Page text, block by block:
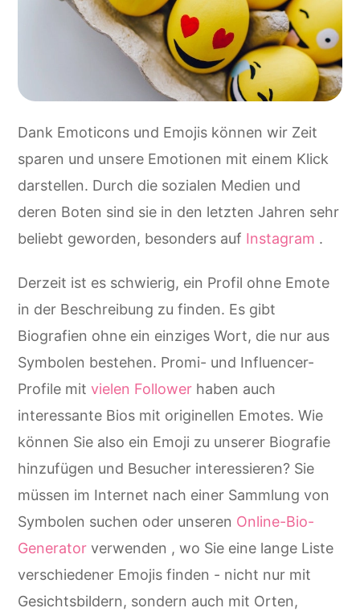
Dank Emoticons und Emojis können wir Zeit
sparen und unsere Emotionen mit einem Klick
darstellen. Durch die sozialen Medien und
deren Boten sind sie in den letzten Jahren sehr
beliebt geworden, besonders auf Instagram .
Derzeit ist es schwierig, ein Profil ohne Emote
in der Beschreibung zu finden. Es gibt
Biografien ohne ein einziges Wort, die nur aus
Symbolen bestehen. Promi- und Influencer-
Profile mit vielen Follower haben auch
interessante Bios mit originellen Emotes. Wie
können Sie also ein Emoji zu unserer Biografie
hinzufügen und Besucher interessieren? Sie
müssen im Internet nach einer Sammlung von
Symbolen suchen oder unseren Online-Bio-
Generator verwenden , wo Sie eine lange Liste
verschiedener Emojis finden - nicht nur mit
Gesichtsbildern, sondern auch mit Orten,